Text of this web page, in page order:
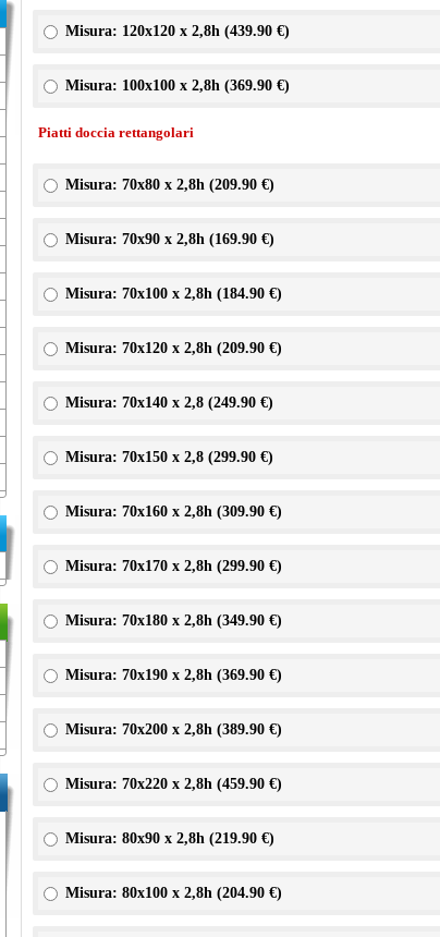
Misura: 120x120 x 2,8h (439.90 €)
Misura: 100x100 x 2,8h (369.90 €)
Piatti doccia rettangolari
Misura: 70x80 x 2,8h (209.90 €)
Misura: 70x90 x 2,8h (169.90 €)
Misura: 70x100 x 2,8h (184.90 €)
Misura: 70x120 x 2,8h (209.90 €)
Misura: 70x140 x 2,8 (249.90 €)
Misura: 70x150 x 2,8 (299.90 €)
Misura: 70x160 x 2,8h (309.90 €)
Misura: 70x170 x 2,8h (299.90 €)
Misura: 70x180 x 2,8h (349.90 €)
Misura: 70x190 x 2,8h (369.90 €)
Misura: 70x200 x 2,8h (389.90 €)
Misura: 70x220 x 2,8h (459.90 €)
Misura: 80x90 x 2,8h (219.90 €)
Misura: 80x100 x 2,8h (204.90 €)